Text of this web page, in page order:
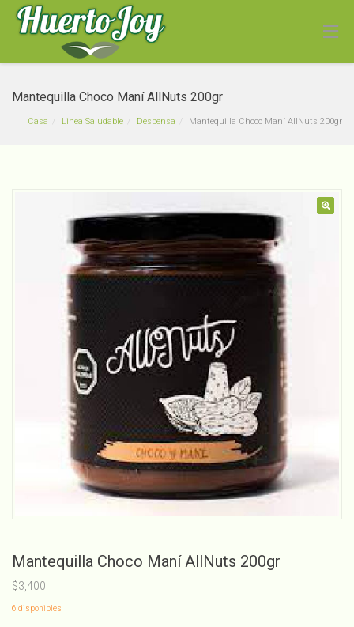
Mantequilla Choco Maní AllNuts 200gr
Casa Linea Saludable Despensa Mantequilla Choco Maní AllNuts 200gr
Mantequilla Choco Maní AllNuts 200gr
$3,400
6 disponibles
Hogaza Tradicional Semi
Integral La Masa Madre
900g
$4,590